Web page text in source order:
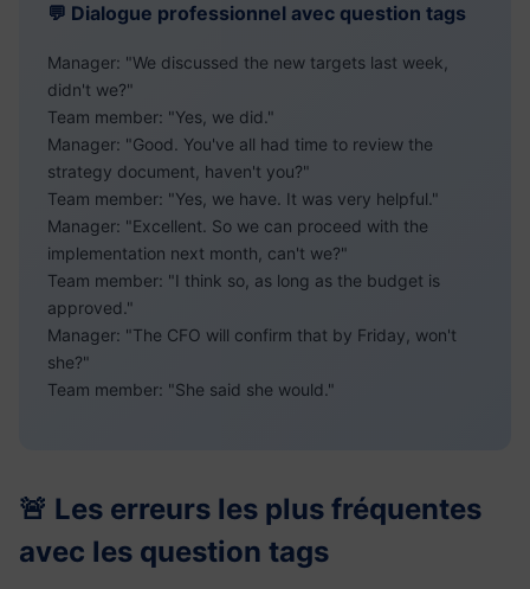
💬 Dialogue professionnel avec question tags
Manager: "We discussed the new targets last week,
didn't we?"
Team member: "Yes, we did."
Manager: "Good. You've all had time to review the
strategy document, haven't you?"
Team member: "Yes, we have. It was very helpful."
Manager: "Excellent. So we can proceed with the
implementation next month, can't we?"
Team member: "I think so, as long as the budget is
approved."
Manager: "The CFO will confirm that by Friday, won't
she?"
Team member: "She said she would."
🚨 Les erreurs les plus fréquentes
avec les question tags